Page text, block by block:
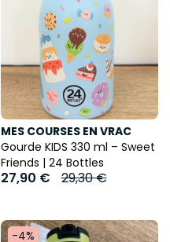
MES COURSES EN VRAC
Gourde KIDS 330 ml – Sweet
Friends | 24 Bottles
27,90 € 29,30 €
-4%